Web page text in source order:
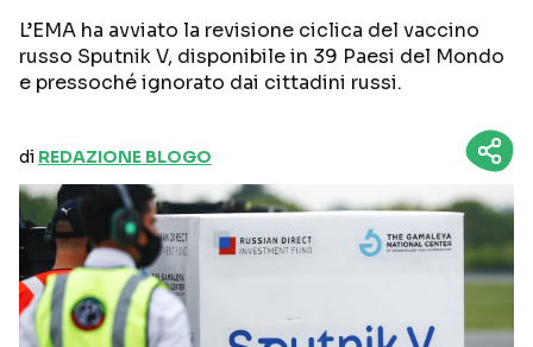
L’EMA ha avviato la revisione ciclica del vaccino
russo Sputnik V, disponibile in 39 Paesi del Mondo
e pressoché ignorato dai cittadini russi.
di REDAZIONE BLOGO